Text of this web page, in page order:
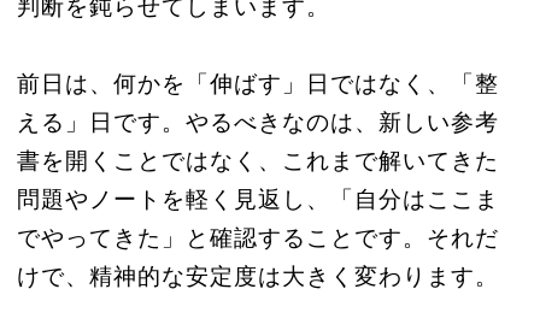
判断を鈍らせてしまいます。
前日は、何かを「伸ばす」日ではなく、「整
える」日です。やるべきなのは、新しい参考
書を開くことではなく、これまで解いてきた
問題やノートを軽く見返し、「自分はここま
でやってきた」と確認することです。それだ
けで、精神的な安定度は大きく変わります。